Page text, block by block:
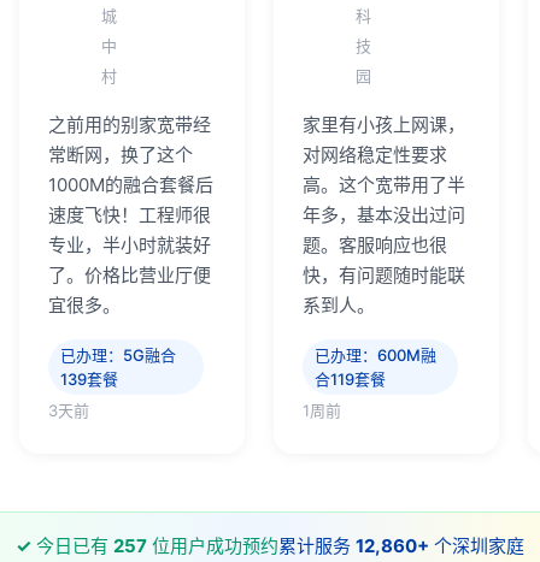
城
中
村
之前用的别家宽带经
常断网，换了这个
1000M的融合套餐后
速度飞快！工程师很
专业，半小时就装好
了。价格比营业厅便
宜很多。
已办理：5G融合
139套餐
3天前
科
技
园
家里有小孩上网课，
对网络稳定性要求
高。这个宽带用了半
年多，基本没出过问
题。客服响应也很
快，有问题随时能联
系到人。
已办理：600M融
合119套餐
1周前
✓ 今日已有 257 位用户成功预约累计服务 12,860+ 个深圳家庭